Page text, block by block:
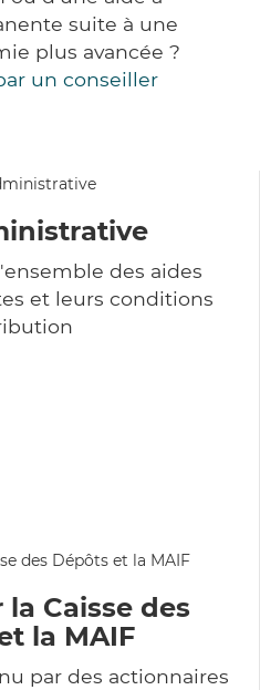
suite à une
plus avancée ?
un conseiller
des aides
et leurs conditions
Caisse des
la MAIF
par des actionnaires